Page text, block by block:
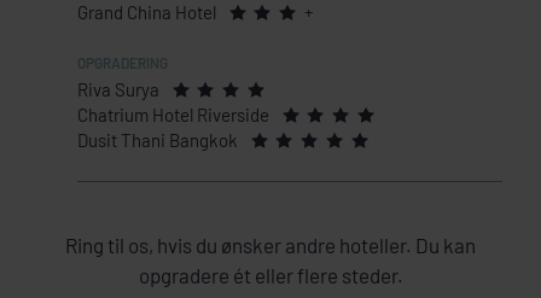
Grand China Hotel +
Riva Surya
Chatrium Hotel Riverside
Dusit Thani Bangkok
Ring til os, hvis du ønsker andre hoteller. Du kan
opgradere ét eller flere steder.